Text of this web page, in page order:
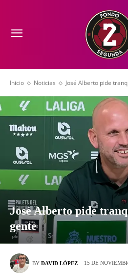
Inicio Noticias José Alberto pide
José Alberto pide
gente
BY DAVID LÓPEZ 15 DE